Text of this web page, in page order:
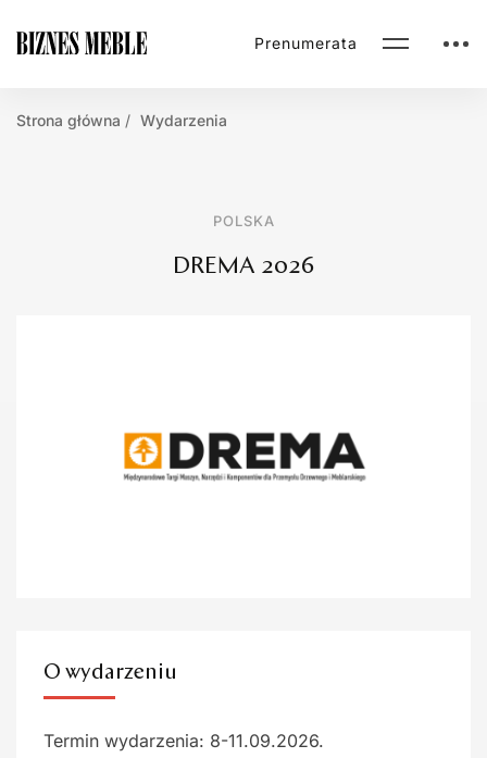
Prenumerata
Strona główna Wydarzenia
POLSKA
DREMA 2026
O wydarzeniu
Termin wydarzenia: 8-11.09.2026.